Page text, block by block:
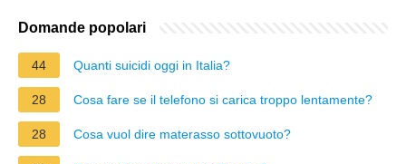
Domande popolari
44 Quanti suicidi oggi in Italia?
28 Cosa fare se il telefono si carica troppo lentamente?
28 Cosa vuol dire materasso sottovuoto?